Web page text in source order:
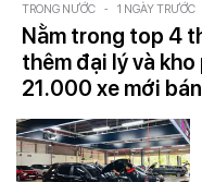
TRONG NƯỚC - 1 NGÀY TRƯỚC
Nằm trong top 4
thêm đại lý và kho
21.000 xe mới